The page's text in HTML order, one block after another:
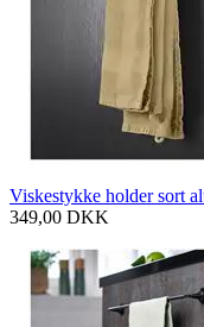
Viskestykke holder sort
349,00 DKK